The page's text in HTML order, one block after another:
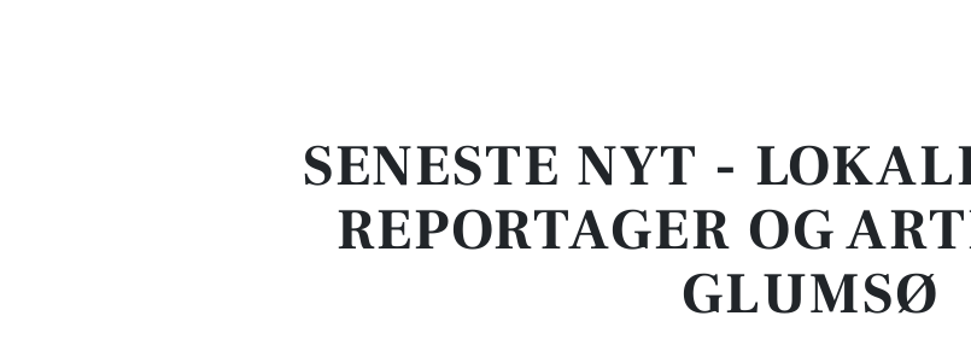
SENESTE NYT -
REPORTAGER OG
GLUMSØ